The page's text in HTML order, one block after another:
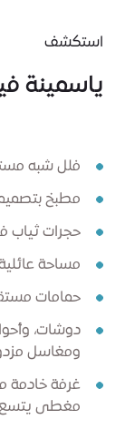
استكشف
ياسمينة
فلل شبه مستقلة
مطبخ
حجرات ثياب
مساحة
حمامات
دوشات،
ومغاسل
غرفة خادمة
مغطى يتسع